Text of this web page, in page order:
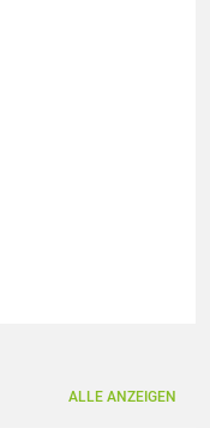
ALLE ANZEIGEN